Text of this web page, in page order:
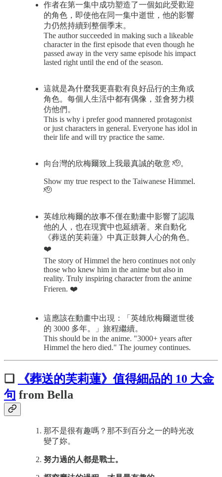
作者在第一集中成功塑造了一個如此受歡迎
的角色，即使他在同一集中逝世，他的影響
力仍然持續到整個季末。
The author succeeded in making such a likeable
character in the first episode that even though he
passed away in the very same episode his impact
lasted right until the end of the season.
這就是為什麼我更喜歡有良好品行的主角或
角色。每個人生活中都有偶像，並會努力模
仿他們。
This is why i prefer good mannered protagonist
or just characters in general. Everyone has idol in
their life and will try practice the same.
向台灣的欣梅爾致上我最真誠的敬意 🫡。
Show my true respect to the Taiwanese Himmel.
🫡
英雄欣梅爾的故事不僅在動畫中影響了認識
他的人，也在現實中也延續著。來自動化
《葬送的芙莉蓮》中真正鼓舞人心的角色。
❤️
The story of Himmel the hero continues not only
those who knew him in the anime but also in
reality. Truly inspiring character from the anime
Frieren. ❤️
這應該在動畫中出現：「英雄欣梅爾逝世後
的 3000 多年。」旅程繼續。
This should be in the anime. "3000+ years after
Himmel the hero died." The journey continues.
❏
《葬送的芙莉蓮》值得細品的 10 大金
句 from Bella
那不是很有趣嗎？那不到百分之一的時光改
變了妳。
努力過的人都是戰士。